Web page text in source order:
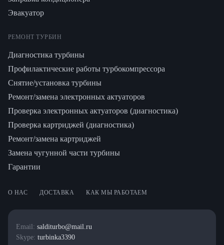
Эвакуатор
РЕМОНТ ТУРБИН
Диагностика турбины
Профилактические работы турбокомпрессора
Снятие/установка турбины
Ремонт/замена электронных актуаторов
Проверка электронных актуаторов (диагностика)
Проверка картриджей (диагностика)
Ремонт/замена картриджей
Замена чугунной части турбины
Гарантии
О НАС ДОСТАВКА КАК МЫ РАБОТАЕМ
Email: salditurbo@mail.ru
Skype: turbinka3390